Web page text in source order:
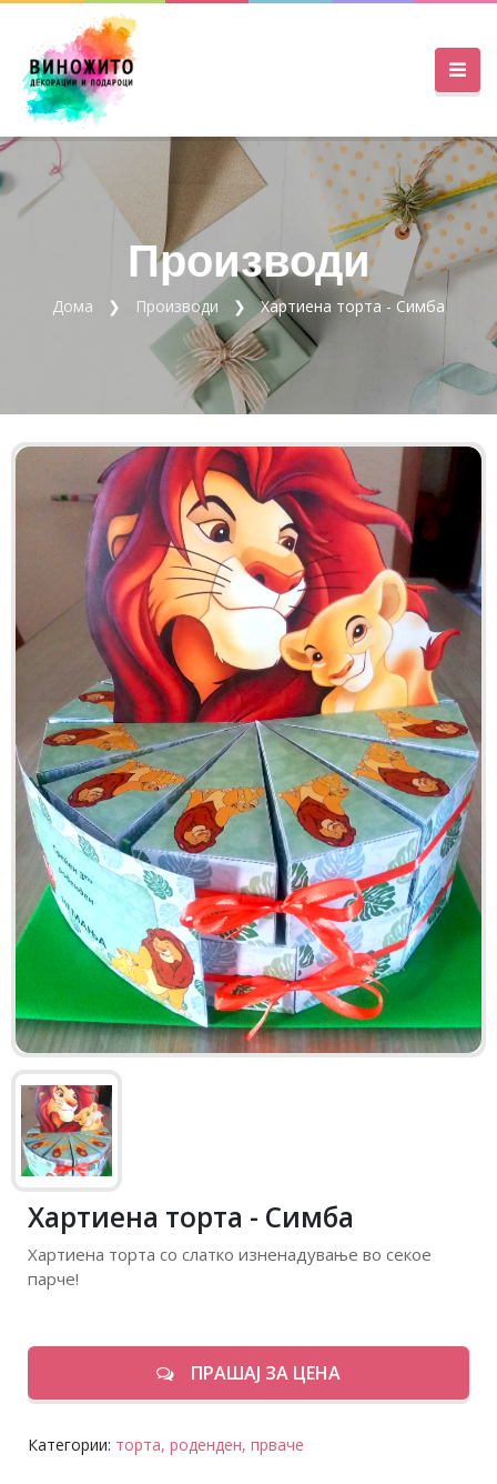
Производи
Дома Производи Хартиена торта - Симба
Хартиена торта - Симба
Хартиена торта со слатко изненадување во секое
парче!
ПРАШАЈ ЗА ЦЕНА
Категории: торта,роденден,прваче